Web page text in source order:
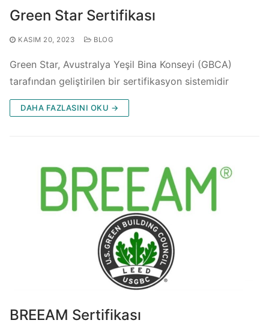
Green Star Sertifikası
KASIM 20, 2023 BLOG
Green Star, Avustralya Yeşil Bina Konseyi (GBCA)
tarafından geliştirilen bir sertifikasyon sistemidir
DAHA FAZLASINI OKU →
BREEAM Sertifikası